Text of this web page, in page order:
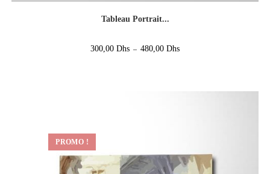
Tableau Portrait...
300,00 Dhs – 480,00 Dhs
PROMO !